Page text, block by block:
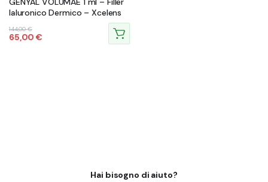
Ialuronico Dermico – Xcelens
144,00€
Il
prezzo
65,00€
Il
prezzo
Hai bisogno di aiuto?